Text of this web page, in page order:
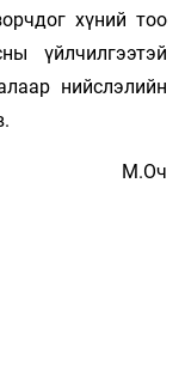
хүний тоо
үйлчилгээтэй
нийслэлийн
М.Оч